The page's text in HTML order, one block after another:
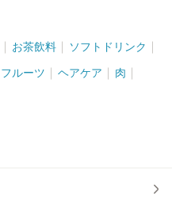
お茶飲料 ソフトドリンク
フルーツ ヘアケア 肉